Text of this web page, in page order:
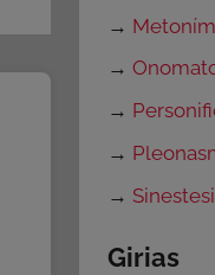
→
→
→
→
→
Girias